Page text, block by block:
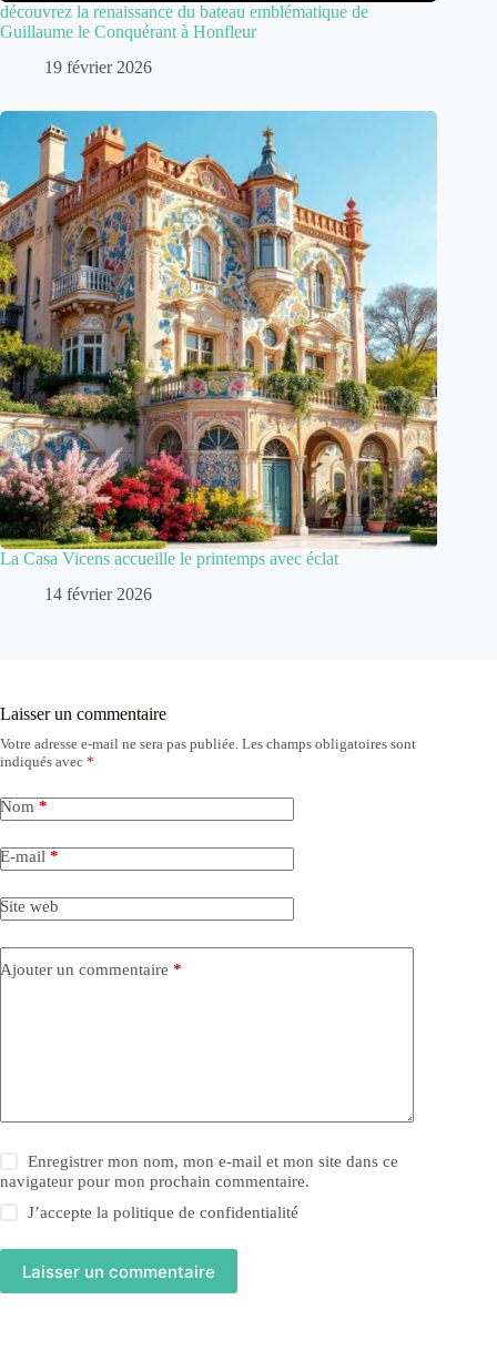
découvrez la renaissance du bateau emblématique de
Guillaume le Conquérant à Honfleur
19 février 2026
La Casa Vicens accueille le printemps avec éclat
14 février 2026
Laisser un commentaire
Votre adresse e-mail ne sera pas publiée. Les champs obligatoires sont
indiqués avec *
Nom *
E-mail *
Site web
Ajouter un commentaire *
Enregistrer mon nom, mon e-mail et mon site dans ce
navigateur pour mon prochain commentaire.
J’accepte lapolitique de confidentialité
Laisser un commentaire